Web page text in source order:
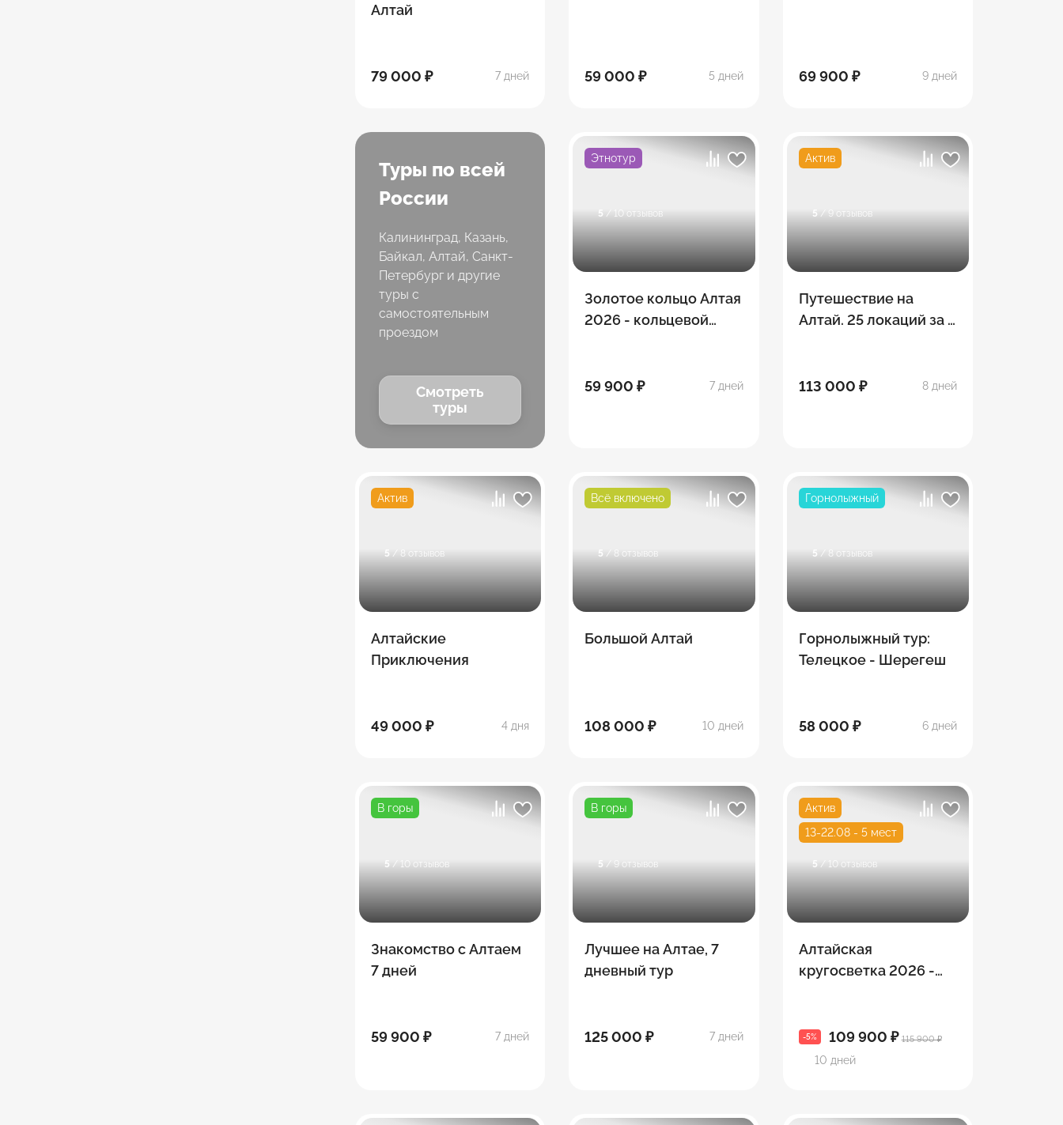
Алтай
79 000 ₽ 7 дней 59 000 ₽ 5 дней 69 900 ₽ 9 дней
Туры по всей
России
Калининград, Казань,
Байкал, Алтай, Санкт-
Петербург и другие
туры с
самостоятельным
проездом
Смотреть
туры
Этнотур
5 / 10 отзывов
Золотое кольцо Алтая
2026 - кольцевой
59 900 ₽ 7 дней
Актив
5 / 9 отзывов
Путешествие на
Алтай. 25 локаций за 8
113 000 ₽ 8 дней
Актив
5 / 8 отзывов
Алтайские
Приключения
49 000 ₽ 4 дня
Всё включено
5 / 8 отзывов
Большой Алтай
108 000 ₽ 10 дней
Горнолыжный
5 / 8 отзывов
Горнолыжный тур:
Телецкое - Шерегеш
58 000 ₽ 6 дней
В горы
5 / 10 отзывов
Знакомство с Алтаем
7 дней
59 900 ₽ 7 дней
В горы
5 / 9 отзывов
Лучшее на Алтае, 7
дневный тур
125 000 ₽ 7 дней
Актив
13-22.08 - 5 мест
5 / 10 отзывов
Алтайская
кругосветка 2026 -
по всему Алтаю.
-5% 109 900 ₽ 115 900 ₽
10 дней